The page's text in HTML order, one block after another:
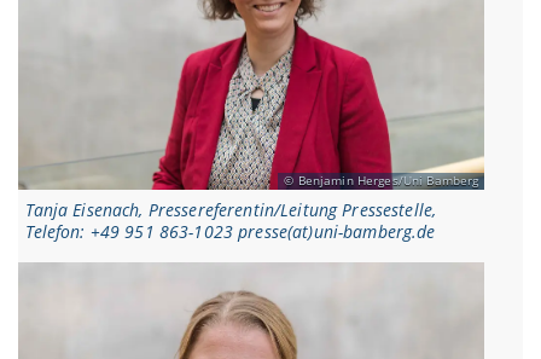
Benjamin Herges/Uni Bamberg
Tanja Eisenach, Pressereferentin/Leitung Pressestelle,
Telefon: +49 951 863-1023 presse(at)uni-bamberg.de